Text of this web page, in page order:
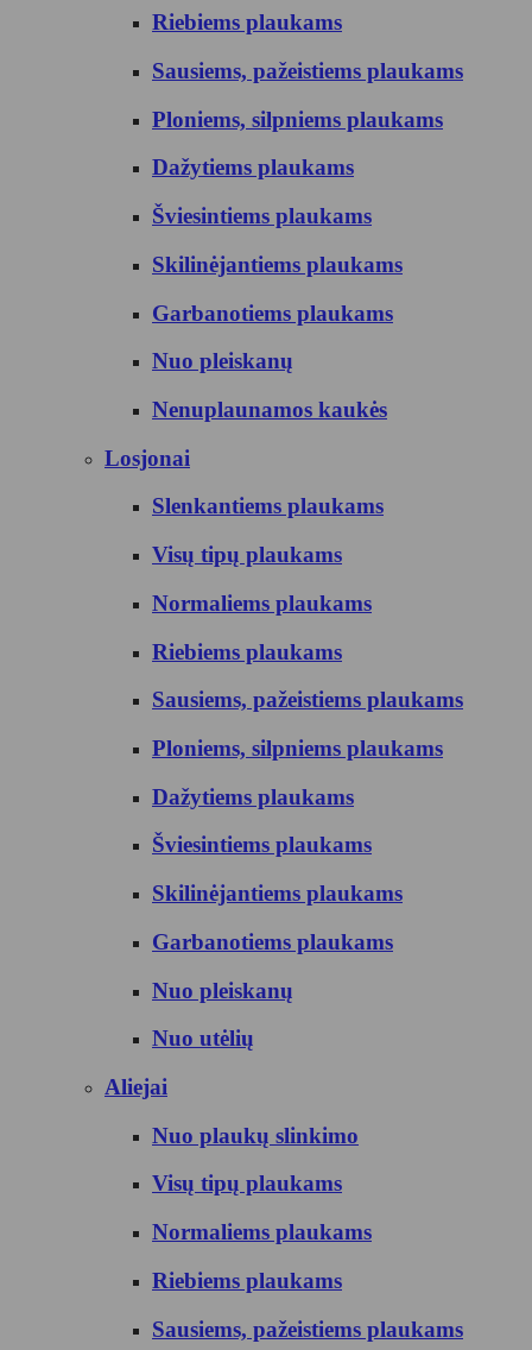
Riebiems plaukams
Sausiems, pažeistiems plaukams
Ploniems, silpniems plaukams
Dažytiems plaukams
Šviesintiems plaukams
Skilinėjantiems plaukams
Garbanotiems plaukams
Nuo pleiskanų
Nenuplaunamos kaukės
Losjonai
Slenkantiems plaukams
Visų tipų plaukams
Normaliems plaukams
Riebiems plaukams
Sausiems, pažeistiems plaukams
Ploniems, silpniems plaukams
Dažytiems plaukams
Šviesintiems plaukams
Skilinėjantiems plaukams
Garbanotiems plaukams
Nuo pleiskanų
Nuo utėlių
Aliejai
Nuo plaukų slinkimo
Visų tipų plaukams
Normaliems plaukams
Riebiems plaukams
Sausiems, pažeistiems plaukams